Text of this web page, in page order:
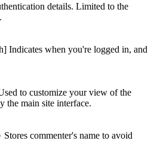
details. Limited to the
Indicates when you're logged in, and
to customize your view of the
the main site interface.
Stores commenter's name to avoid